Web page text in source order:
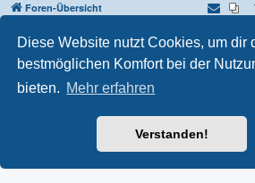
Diese Website nutzt Cookies, um dir
bestmöglichen Komfort bei der
bieten. Mehr erfahren
Verstanden!
Foren-Übersicht
Powered byphpBB® Forum Software ©
Deutsche Übersetzung durch
Datenschutz |